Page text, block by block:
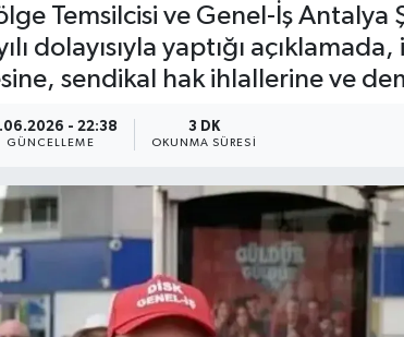
Temsilcisi ve Genel-İş
dolayısıyla yaptığı
sendikal hak ihlallerine ve
- 22:38
GÜNCELLEME
3 DK
OKUNMA SÜRESI